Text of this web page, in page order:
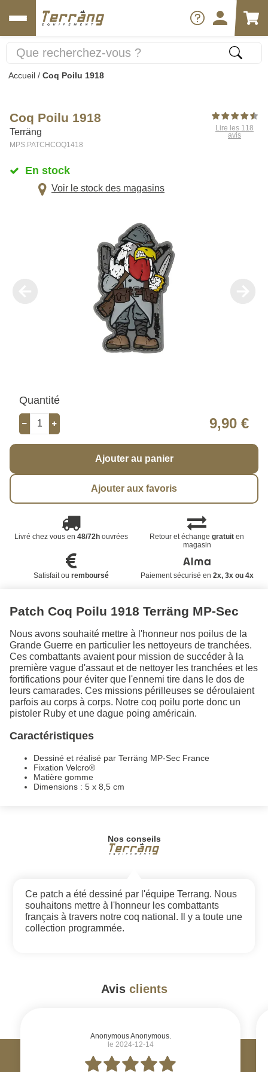
Accueil / Coq Poilu 1918
Coq Poilu 1918
Terräng
MPS.PATCHCOQ1418
Lire les 118
avis
En stock
Voir le stock des magasins
Quantité
9,90 €
Ajouter au panier
Ajouter aux favoris
Livré chez vous en 48/72houvrées Retour et échangegratuit en
magasin
Satisfait ou remboursé Paiement sécurisé en 2x, 3x ou 4x
Patch Coq Poilu 1918 Terräng MP-Sec
Nous avons souhaité mettre à l'honneur nos poilus de la
Grande Guerre en particulier les nettoyeurs de tranchées.
Ces combattants avaient pour mission de succéder à la
première vague d'assaut et de nettoyer les tranchées et les
fortifications pour éviter que l'ennemi tire dans le dos de
leurs camarades. Ces missions périlleuses se déroulaient
parfois au corps à corps. Notre coq poilu porte donc un
pistoler Ruby et une dague poing américain.
Caractéristiques
Dessiné et réalisé par Terräng MP-Sec France
Fixation Velcro®
Matière gomme
Dimensions : 5 x 8,5 cm
Nos conseils
Ce patch a été dessiné par l'équipe Terrang. Nous
souhaitons mettre à l'honneur les combattants
français à travers notre coq national. Il y a toute une
collection programmée.
Avis clients
Anonymous Anonymous.
le 2024-12-14